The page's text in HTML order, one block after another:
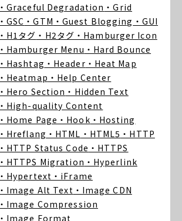
・Graceful Degradation ・Grid
・GSC ・GTM ・Guest Blogging ・GUI
・H1タグ ・H2タグ ・Hamburger Icon
・Hamburger Menu ・Hard Bounce
・Hashtag ・Header ・Heat Map
・Heatmap ・Help Center
・Hero Section ・Hidden Text
・High-quality Content
・Home Page ・Hook ・Hosting
・Hreflang ・HTML ・HTML5 ・HTTP
・HTTP Status Code ・HTTPS
・HTTPS Migration ・Hyperlink
・Hypertext ・iFrame
・Image Alt Text ・Image CDN
・Image Compression
・Image Format